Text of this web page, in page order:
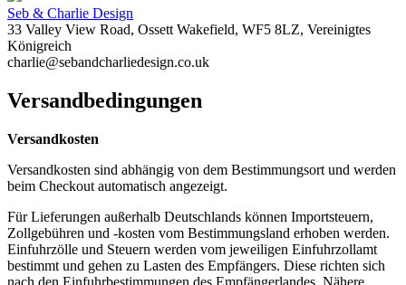
Seb & Charlie Design
33 Valley View Road, Ossett Wakefield, WF5 8LZ, Vereinigtes
Königreich
charlie@sebandcharliedesign.co.uk
Versandbedingungen
Versandkosten
Versandkosten sind abhängig von dem Bestimmungsort und werden
beim Checkout automatisch angezeigt.
Für Lieferungen außerhalb Deutschlands können Importsteuern,
Zollgebühren und -kosten vom Bestimmungsland erhoben werden.
Einfuhrzölle und Steuern werden vom jeweiligen Einfuhrzollamt
bestimmt und gehen zu Lasten des Empfängers. Diese richten sich